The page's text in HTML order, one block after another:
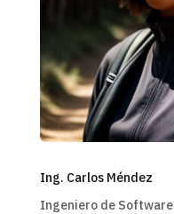
Ing. Carlos Méndez
Ingeniero de Software